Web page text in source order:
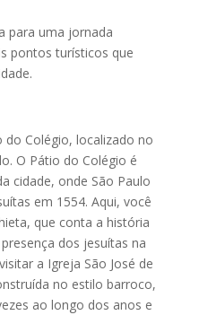
para uma jornada
pontos turísticos que
Colégio, localizado no
O Pátio do Colégio é
cidade, onde São Paulo
em 1554. Aqui, você
que conta a história
dos jesuítas na
a Igreja São José de
no estilo barroco,
ao longo dos anos e